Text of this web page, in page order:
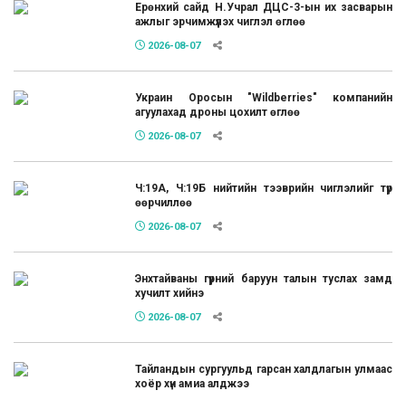
Ерөнхий сайд Н.Учрал ДЦС-3-ын их засварын
ажлыг эрчимжүүлэх чиглэл өглөө
2026-08-07
Украин Оросын "Wildberries" компанийн
агуулахад дроны цохилт өглөө
2026-08-07
Ч:19А, Ч:19Б нийтийн тээврийн чиглэлийг түр
өөрчиллөө
2026-08-07
Энхтайваны гүүрний баруун талын туслах замд
хучилт хийнэ
2026-08-07
Тайландын сургуульд гарсан халдлагын улмаас
хоёр хүн амиа алджээ